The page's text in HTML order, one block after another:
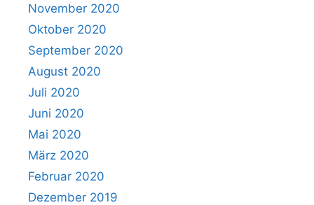
November 2020
Oktober 2020
September 2020
August 2020
Juli 2020
Juni 2020
Mai 2020
März 2020
Februar 2020
Dezember 2019